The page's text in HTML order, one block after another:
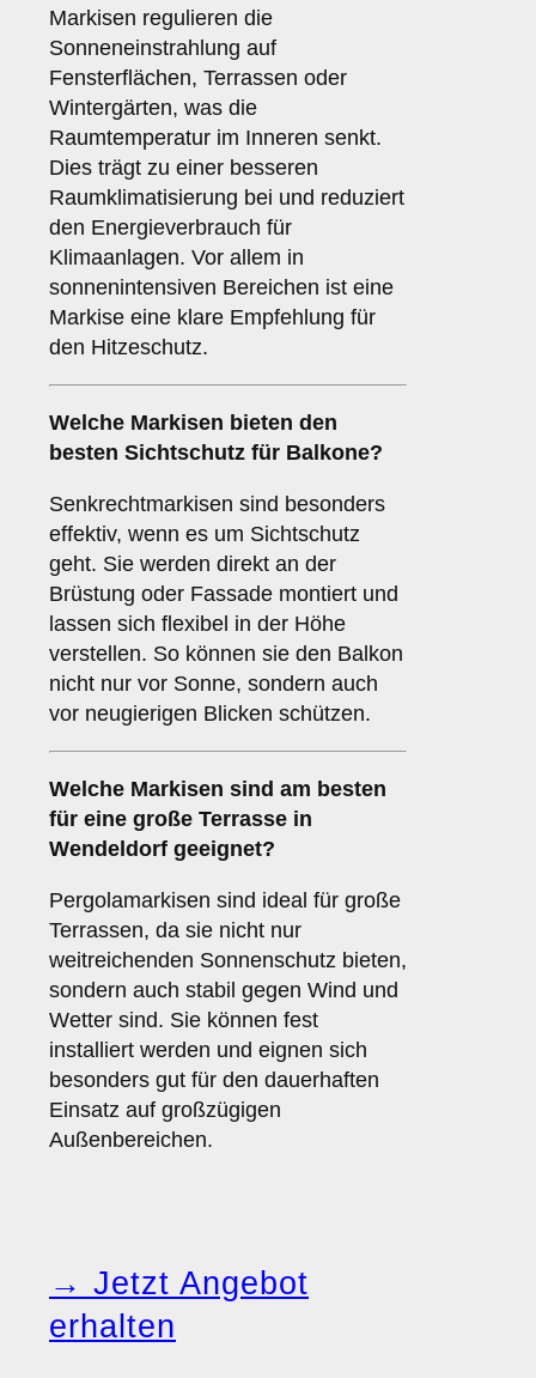
Markisen regulieren die
Sonneneinstrahlung auf
Fensterflächen, Terrassen oder
Wintergärten, was die
Raumtemperatur im Inneren senkt.
Dies trägt zu einer besseren
Raumklimatisierung bei und reduziert
den Energieverbrauch für
Klimaanlagen. Vor allem in
sonnenintensiven Bereichen ist eine
Markise eine klare Empfehlung für
den Hitzeschutz.
Welche Markisen bieten den
besten Sichtschutz für Balkone?
Senkrechtmarkisen sind besonders
effektiv, wenn es um Sichtschutz
geht. Sie werden direkt an der
Brüstung oder Fassade montiert und
lassen sich flexibel in der Höhe
verstellen. So können sie den Balkon
nicht nur vor Sonne, sondern auch
vor neugierigen Blicken schützen.
Welche Markisen sind am besten
für eine große Terrasse in
Wendeldorf geeignet?
Pergolamarkisen sind ideal für große
Terrassen, da sie nicht nur
weitreichenden Sonnenschutz bieten,
sondern auch stabil gegen Wind und
Wetter sind. Sie können fest
installiert werden und eignen sich
besonders gut für den dauerhaften
Einsatz auf großzügigen
Außenbereichen.
→ Jetzt Angebot
erhalten